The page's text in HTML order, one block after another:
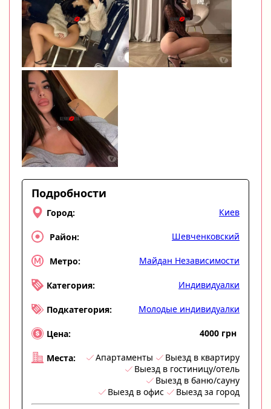
Подробности
Город: Киев
Район: Шевченковский
Метро: Майдан Независимости
Категория: Индивидуалки
Подкатегория: Молодые индивидуалки
Цена: 4000 грн
Места: Апартаменты
Выезд в квартиру
Выезд в гостиницу/отель
Выезд в баню/сауну
Выезд в офис
Выезд за город